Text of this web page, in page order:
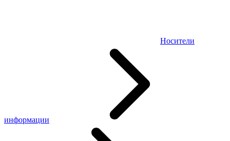
Носители
информации